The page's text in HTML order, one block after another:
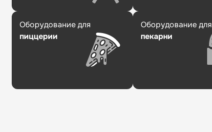
Оборудование для
пиццерии
Оборудование для
пекарни